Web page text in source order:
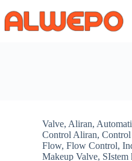
to
content
Valve, Aliran,
Control Aliran,
Flow, Flow Control,
Makeup Valve, SIstem